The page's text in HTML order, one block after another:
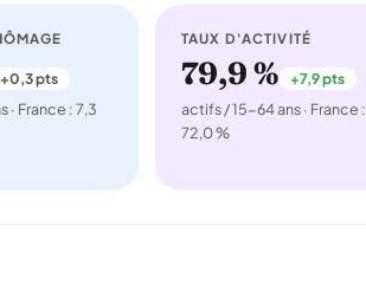
+0,3 pts
· France : 7,3
TAUX D'ACTIVITÉ
79,9 % +7,9 pts
actifs / 15-64 ans · France :
72,0 %